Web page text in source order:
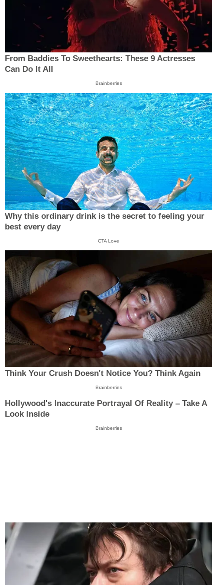
From Baddies To Sweethearts: These 9 Actresses
Can Do It All
Brainberries
Why this ordinary drink is the secret to feeling your
best every day
CTA Love
Think Your Crush Doesn't Notice You? Think Again
Brainberries
Hollywood's Inaccurate Portrayal Of Reality – Take A
Look Inside
Brainberries